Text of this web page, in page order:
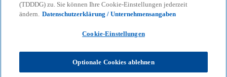
Orhan Tezsoy
(TDDDG) zu. Sie können Ihre Cookie-Einstellungen jederzeit
ändern. Datenschutzerklärung / Unternehmensangaben
Cookie-Einstellungen
Optionale Cookies ablehnen